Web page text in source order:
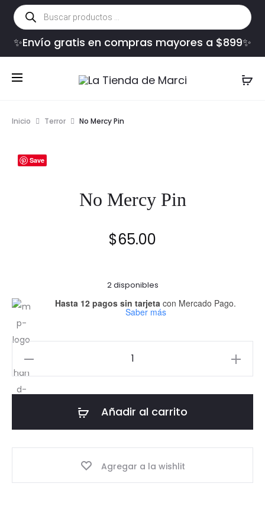
Búsqueda
de
productos
✨Envío gratis en compras mayores a $899✨
Inicio Terror No Mercy Pin
Save
No Mercy Pin
$65.00
2 disponibles
Hasta 12 pagos sin tarjeta con Mercado Pago.
Saber más
Mercy
Pin
Añadir al carrito
Agregar a la wishlit